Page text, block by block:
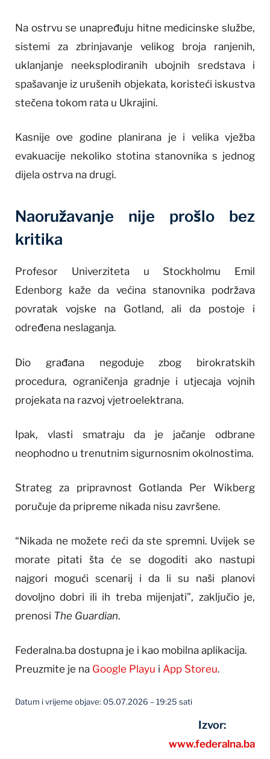
Na ostrvu se unapređuju hitne medicinske službe,
sistemi za zbrinjavanje velikog broja ranjenih,
uklanjanje neeksplodiranih ubojnih sredstava i
spašavanje iz urušenih objekata, koristeći iskustva
stečena tokom rata u Ukrajini.
Kasnije ove godine planirana je i velika vježba
evakuacije nekoliko stotina stanovnika s jednog
dijela ostrva na drugi.
Naoružavanje nije prošlo bez
kritika
Profesor Univerziteta u Stockholmu Emil
Edenborg kaže da većina stanovnika podržava
povratak vojske na Gotland, ali da postoje i
određena neslaganja.
Dio građana negoduje zbog birokratskih
procedura, ograničenja gradnje i utjecaja vojnih
projekata na razvoj vjetroelektrana.
Ipak, vlasti smatraju da je jačanje odbrane
neophodno u trenutnim sigurnosnim okolnostima.
Strateg za pripravnost Gotlanda Per Wikberg
poručuje da pripreme nikada nisu završene.
“Nikada ne možete reći da ste spremni. Uvijek se
morate pitati šta će se dogoditi ako nastupi
najgori mogući scenarij i da li su naši planovi
dovoljno dobri ili ih treba mijenjati”, zaključio je,
prenosi The Guardian.
Federalna.ba dostupna je i kao mobilna aplikacija.
Preuzmite je na Google Playu i App Storeu.
Datum i vrijeme objave: 05.07.2026 – 19:25 sati
Izvor:
www.federalna.ba